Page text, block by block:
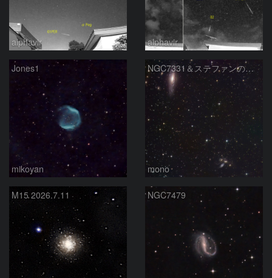
alphavir alphavir
Jones1
mikoyan
NGC7331＆ステファンの五つ子
mono
M15 2026.7.11 NGC7479